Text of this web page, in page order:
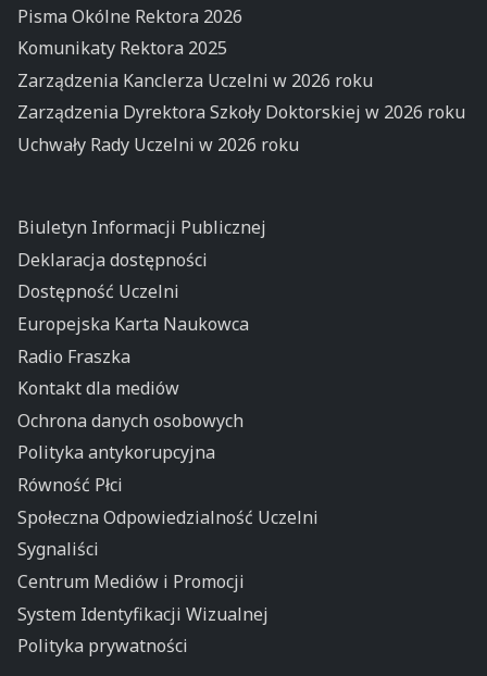
Pisma Okólne Rektora 2026
Komunikaty Rektora 2025
Zarządzenia Kanclerza Uczelni w 2026 roku
Zarządzenia Dyrektora Szkoły Doktorskiej w 2026 roku
Uchwały Rady Uczelni w 2026 roku
Biuletyn Informacji Publicznej
Deklaracja dostępności
Dostępność Uczelni
Europejska Karta Naukowca
Radio Fraszka
Kontakt dla mediów
Ochrona danych osobowych
Polityka antykorupcyjna
Równość Płci
Społeczna Odpowiedzialność Uczelni
Sygnaliści
Centrum Mediów i Promocji
System Identyfikacji Wizualnej
Polityka prywatności